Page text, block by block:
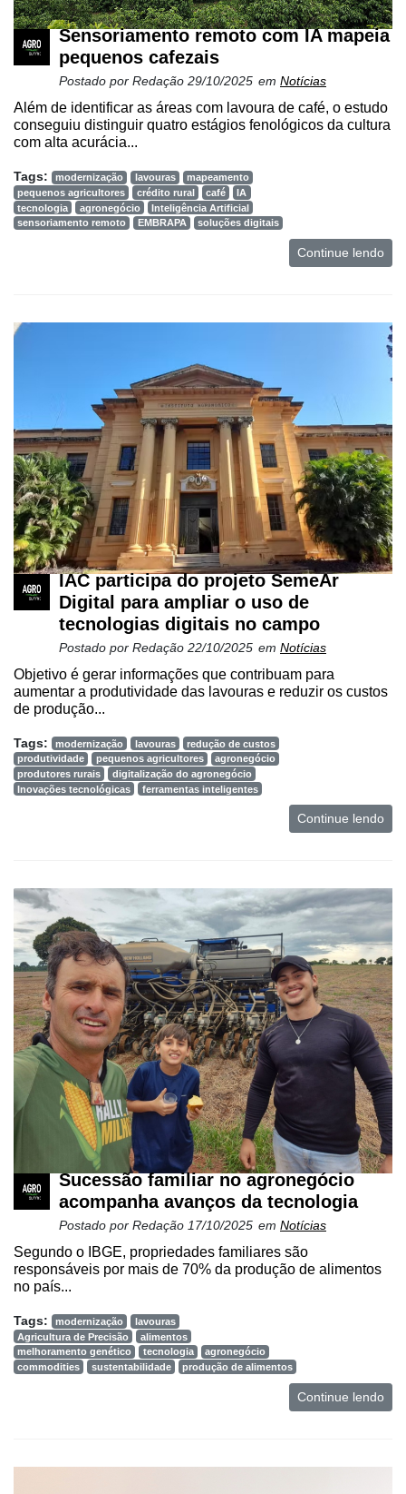
Sensoriamento remoto com IA mapeia
pequenos cafezais
Postado por Redação 29/10/2025 em Notícias
Além de identificar as áreas com lavoura de café, o estudo
conseguiu distinguir quatro estágios fenológicos da cultura
com alta acurácia...
Tags: modernização lavouras
mapeamento
pequenos agricultores
crédito rural café
IA
tecnologia
agronegócio
Inteligência Artificial
sensoriamento remoto
EMBRAPA soluções digitais
Continue lendo
IAC participa do projeto SemeAr
Digital para ampliar o uso de
tecnologias digitais no campo
Postado por Redação 22/10/2025 em Notícias
Objetivo é gerar informações que contribuam para
aumentar a produtividade das lavouras e reduzir os custos
de produção...
Tags: modernização lavouras
redução de custos
produtividade
pequenos agricultores
agronegócio
produtores rurais
digitalização do agronegócio
Inovações tecnológicas
ferramentas inteligentes
Continue lendo
Sucessão familiar no agronegócio
acompanha avanços da tecnologia
Postado por Redação 17/10/2025 em Notícias
Segundo o IBGE, propriedades familiares são
responsáveis por mais de 70% da produção de alimentos
no país...
Tags: modernização
lavouras
Agricultura de Precisão
alimentos
melhoramento genético
tecnologia
agronegócio
commodities
sustentabilidade produção de alimentos
Continue lendo